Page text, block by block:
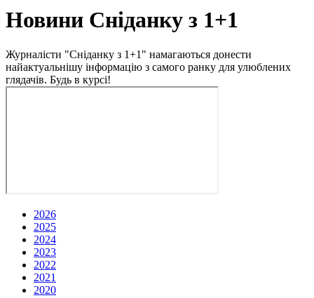
Новини Сніданку з 1+1
Журналісти "Сніданку з 1+1" намагаються донести
найактуальнішу інформацію з самого ранку для улюблених
глядачів. Будь в курсі!
2026
2025
2024
2023
2022
2021
2020